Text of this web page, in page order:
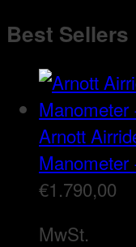
Best Sellers
Arnott
Manometer
€1.790,00
MwSt.